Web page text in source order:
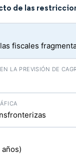
de las
fiscales